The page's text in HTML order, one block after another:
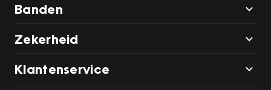
Banden
Zekerheid
Klantenservice